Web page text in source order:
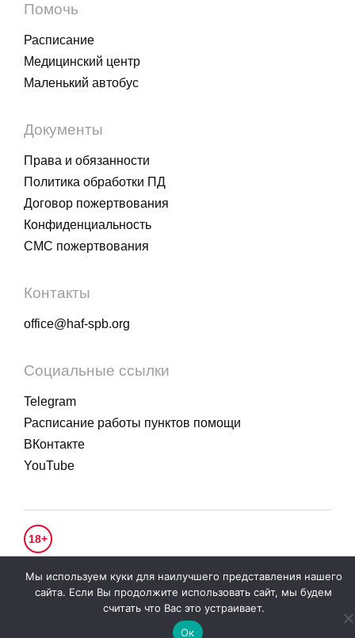
Помочь
Расписание
Медицинский центр
Маленький автобус
Документы
Права и обязанности
Политика обработки ПД
Договор пожертвования
Конфиденциальность
СМС пожертвования
Контакты
office@haf-spb.org
Социальные ссылки
Telegram
Расписание работы пунктов помощи
ВКонтакте
YouTube
18+
© 2020 - 2026.
Политика конфиденциальности
Мы используем куки для наилучшего представления нашего
сайта. Если Вы продолжите использовать сайт, мы будем
считать что Вас это устраивает.
Ок